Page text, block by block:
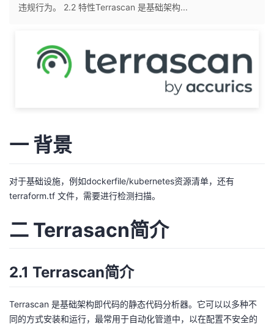
人
我
的
我
子
直
的
我
违规行为。 2.2 特性Terrascan 是基础架构...
一 背景
对于基础设施，例如dockerfile/kubernetes资源清单， 还有
terraform.tf 文件，需要进行检测扫描。
二 Terrasacn简介
2.1 Terrascan简介
Terrascan 是基础架构即代码的静态代码分析器。它可以以多种不
同的方式安装和运行，最常用于自动化管道中，以在配置不安全的